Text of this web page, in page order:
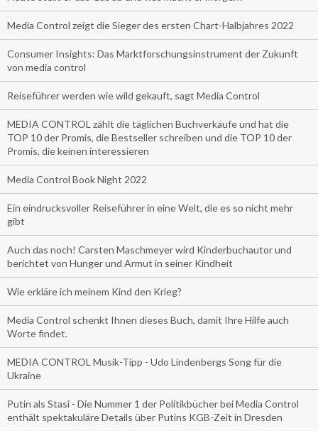
Media Control zeigt die Sieger des ersten Chart-Halbjahres 2022
Consumer Insights: Das Marktforschungsinstrument der Zukunft
von media control
Reiseführer werden wie wild gekauft, sagt Media Control
MEDIA CONTROL zählt die täglichen Buchverkäufe und hat die
TOP 10 der Promis, die Bestseller schreiben und die TOP 10 der
Promis, die keinen interessieren
Media Control Book Night 2022
Ein eindrucksvoller Reiseführer in eine Welt, die es so nicht mehr
gibt
Auch das noch! Carsten Maschmeyer wird Kinderbuchautor und
berichtet von Hunger und Armut in seiner Kindheit
Wie erkläre ich meinem Kind den Krieg?
Media Control schenkt Ihnen dieses Buch, damit Ihre Hilfe auch
Worte findet.
MEDIA CONTROL Musik-Tipp - Udo Lindenbergs Song für die
Ukraine
Putin als Stasi - Die Nummer 1 der Politikbücher bei Media Control
enthält spektakuläre Details über Putins KGB-Zeit in Dresden